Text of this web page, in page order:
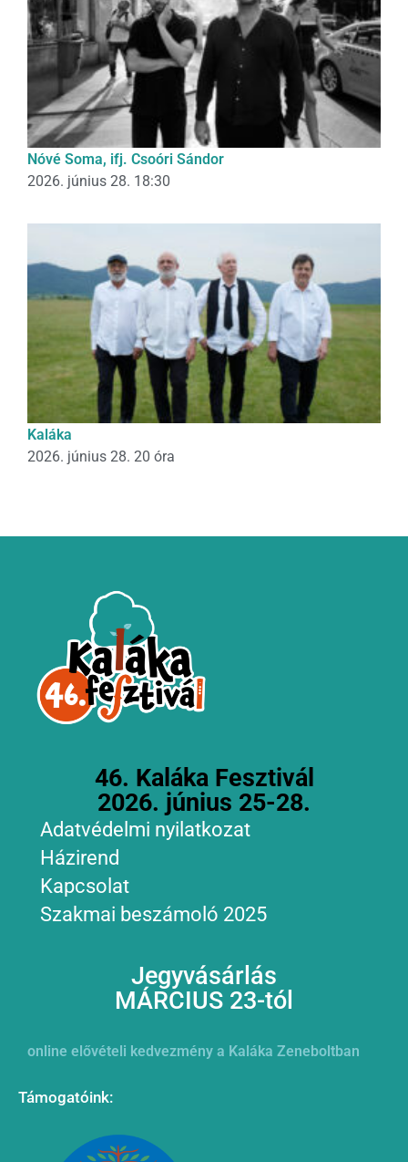
Nóvé Soma, ifj. Csoóri Sándor
2026. június 28. 18:30
Kaláka
2026. június 28. 20 óra
46. Kaláka Fesztivál
2026. június 25-28.
Adatvédelmi nyilatkozat
Házirend
Kapcsolat
Szakmai beszámoló 2025
Jegyvásárlás
MÁRCIUS 23-tól
online elővételi kedvezmény a Kaláka Zeneboltban
Támogatóink: